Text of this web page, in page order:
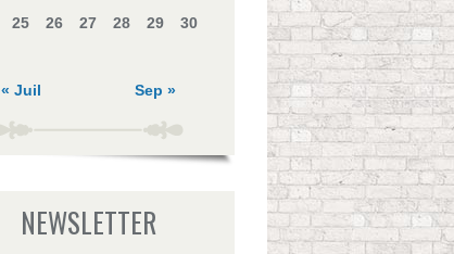
25 26 27 28 29
30
« Juil
Sep »
NEWSLETTER